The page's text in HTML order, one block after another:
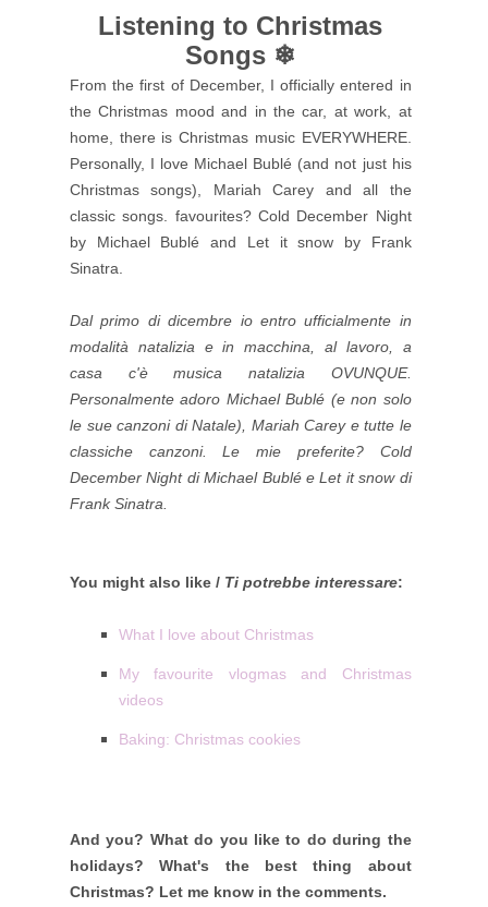
Listening to Christmas
Songs ❄
From the first of December, I officially entered in
the Christmas mood and in the car, at work, at
home, there is Christmas music EVERYWHERE.
Personally, I love Michael Bublé (and not just his
Christmas songs), Mariah Carey and all the
classic songs. favourites? Cold December Night
by Michael Bublé and Let it snow by Frank
Sinatra.
Dal primo di dicembre io entro ufficialmente in
modalità natalizia e in macchina, al lavoro, a
casa c'è musica natalizia OVUNQUE.
Personalmente adoro Michael Bublé (e non solo
le sue canzoni di Natale), Mariah Carey e tutte le
classiche canzoni. Le mie preferite? Cold
December Night di Michael Bublé e Let it snow di
Frank Sinatra.
You might also like / Ti potrebbe interessare:
What I love about Christmas
My favourite vlogmas and Christmas
videos
Baking: Christmas cookies
And you? What do you like to do during the
holidays? What's the best thing about
Christmas? Let me know in the comments.